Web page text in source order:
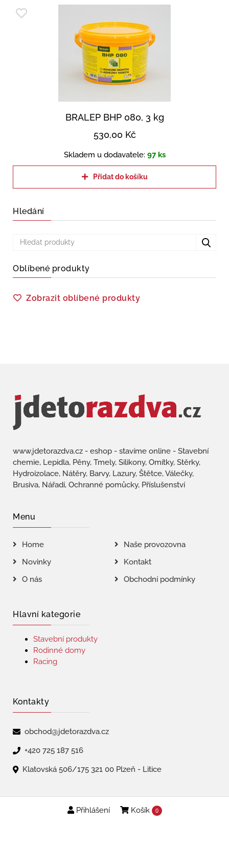
Přihlášení Košík 0
BRALEP BHP 080, 3 kg
530,00 Kč
Skladem u dodavatele: 97 ks
Přidat do košíku
Hledání
Oblíbené produkty
Zobrazit oblíbené produkty
www.jdetorazdva.cz - eshop - stavíme online - Stavební
chemie, Lepidla, Pěny, Tmely, Silikony, Omítky, Stěrky,
Hydroizolace, Nátěry, Barvy, Lazury, Štětce, Válečky,
Brusiva, Nářadí, Ochranné pomůcky, Příslušenství
Menu
Home
Naše provozovna
Novinky
Kontakt
O nás
Obchodní podmínky
Hlavní kategorie
Stavební produkty
Rodinné domy
Racing
Kontakty
obchod@jdetorazdva.cz
+420 725 187 516
Klatovská 506/175 321 00 Plzeň - Litice
Copyright © 2026 | jdetorazdva